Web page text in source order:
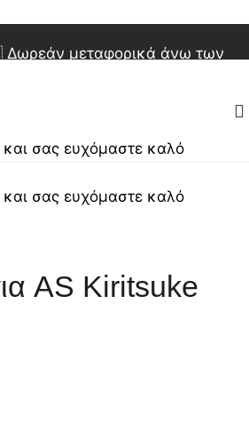
μεταφορικά άνω των
σας ευχόμαστε καλό
σας ευχόμαστε καλό
AS Kiritsuke